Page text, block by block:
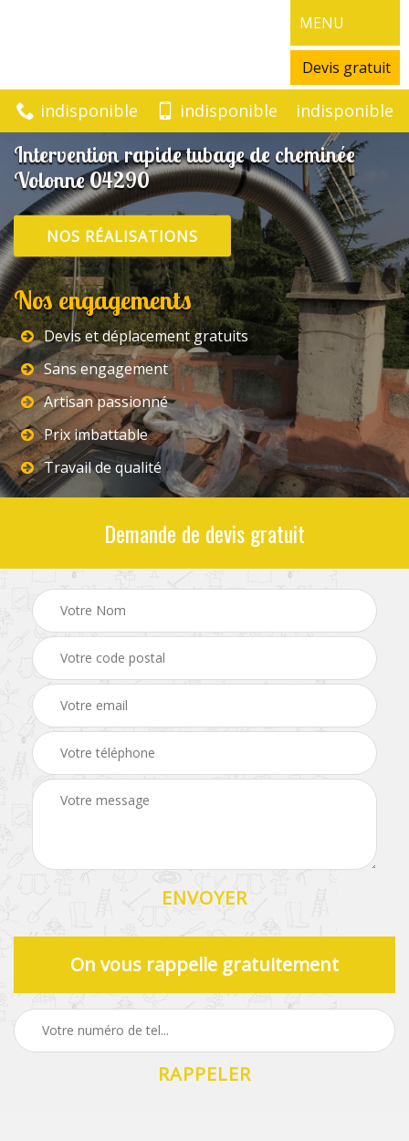
MENU
Devis gratuit
indisponible indisponible indisponible
Intervention rapide tubage de cheminée
Volonne 04290
NOS RÉALISATIONS
Nos engagements
Devis et déplacement gratuits
Sans engagement
Artisan passionné
Prix imbattable
Travail de qualité
Demande de devis gratuit
On vous rappelle gratuitement